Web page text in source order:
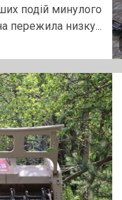
подій минулого
пережила низку...